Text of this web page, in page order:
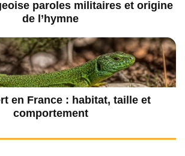
paroles militaires et origine
de l’hymne
en France : habitat, taille et
comportement